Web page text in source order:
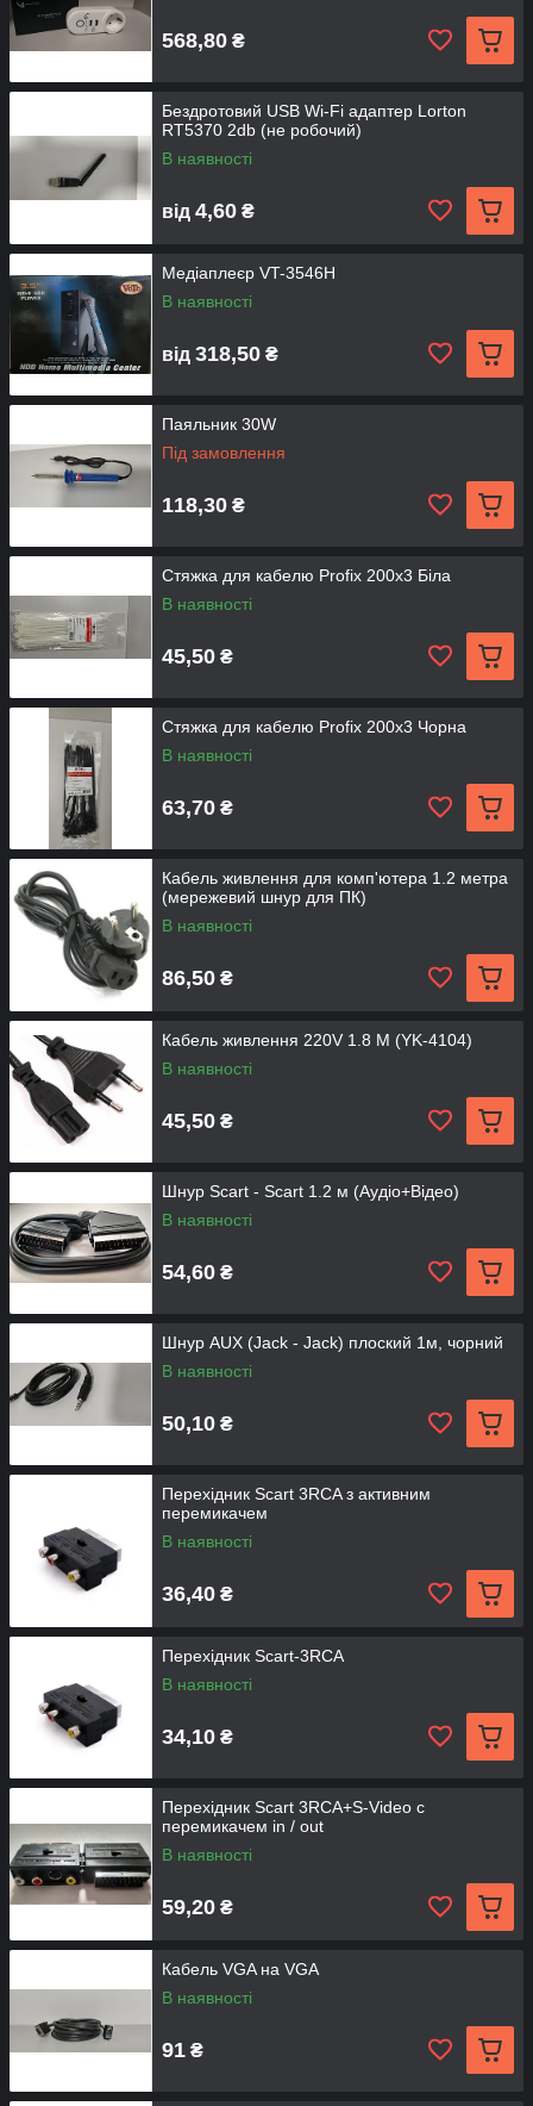
568,80 ₴
Бездротовий USB Wi-Fi адаптер Lorton
RT5370 2db (не робочий)
В наявності
від 4,60 ₴
Медіаплеєр VT-3546H
В наявності
від 318,50 ₴
Паяльник 30W
Під замовлення
118,30 ₴
Стяжка для кабелю Profix 200x3 Біла
В наявності
45,50 ₴
Стяжка для кабелю Profix 200x3 Чорна
В наявності
63,70 ₴
Кабель живлення для комп'ютера 1.2 метра
(мережевий шнур для ПК)
В наявності
86,50 ₴
Кабель живлення 220V 1.8 M (YK-4104)
В наявності
45,50 ₴
Шнур Scart - Scart 1.2 м (Аудіо+Відео)
В наявності
54,60 ₴
Шнур AUX (Jack - Jack) плоский 1м, чорний
В наявності
50,10 ₴
Перехідник Scart 3RCA з активним
перемикачем
В наявності
36,40 ₴
Перехідник Scart-3RCA
В наявності
34,10 ₴
Перехідник Scart 3RCA+S-Video c
перемикачем in / out
В наявності
59,20 ₴
Кабель VGA на VGA
В наявності
91 ₴